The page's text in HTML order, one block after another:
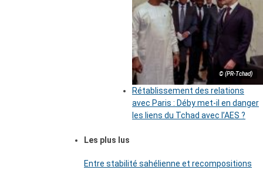
© (PR-Tchad)
Rétablissement des relations
avec Paris : Déby met-il en danger
les liens du Tchad avec l’AES ?
Les plus lus
Entre stabilité sahélienne et recompositions